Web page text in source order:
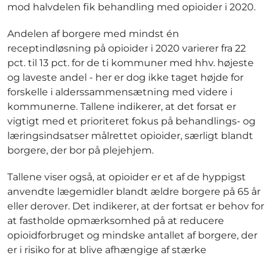
mod halvdelen fik behandling med opioider i 2020.
Andelen af borgere med mindst én
receptindløsning på opioider i 2020 varierer fra 22
pct. til 13 pct. for de ti kommuner med hhv. højeste
og laveste andel - her er dog ikke taget højde for
forskelle i alderssammensætning med videre i
kommunerne. Tallene indikerer, at det forsat er
vigtigt med et prioriteret fokus på behandlings- og
læringsindsatser målrettet opioider, særligt blandt
borgere, der bor på plejehjem.
Tallene viser også, at opioider er et af de hyppigst
anvendte lægemidler blandt ældre borgere på 65 år
eller derover. Det indikerer, at der fortsat er behov for
at fastholde opmærksomhed på at reducere
opioidforbruget og mindske antallet af borgere, der
er i risiko for at blive afhængige af stærke